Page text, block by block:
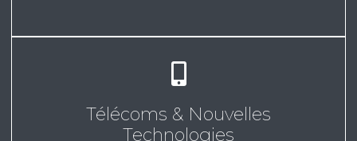
Télécoms & Nouvelles
Technologies